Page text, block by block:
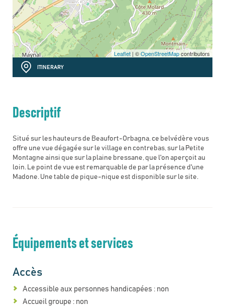
Leaflet | ©OpenStreetMapcontributors
ITINERARY
Descriptif
Situé sur les hauteurs de Beaufort-Orbagna, ce belvédère vous
offre une vue dégagée sur le village en contrebas, sur la Petite
Montagne ainsi que sur la plaine bressane, que l'on aperçoit au
loin. Le point de vue est remarquable de par la présence d'une
Madone. Une table de pique-nique est disponible sur le site.
Équipements et services
Accès
Accessible aux personnes handicapées : non
Accueil groupe : non